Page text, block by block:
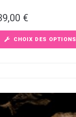
€
CHOIX DES OPTIONS